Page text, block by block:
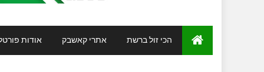
אודות אתרי קאשבק הכי זול ברשת